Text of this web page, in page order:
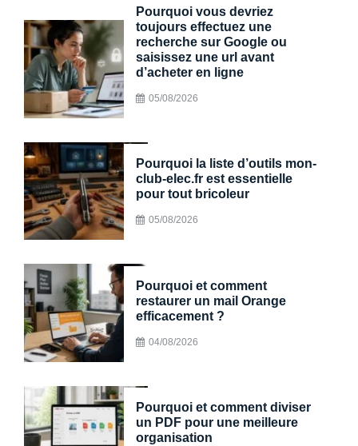
Pourquoi vous devriez
toujours effectuez une
recherche sur Google ou
saisissez une url avant
d’acheter en ligne
05/08/2026
Pourquoi la liste d’outils mon-
club-elec.fr est essentielle
pour tout bricoleur
05/08/2026
Pourquoi et comment
restaurer un mail Orange
efficacement ?
04/08/2026
Pourquoi et comment diviser
un PDF pour une meilleure
organisation